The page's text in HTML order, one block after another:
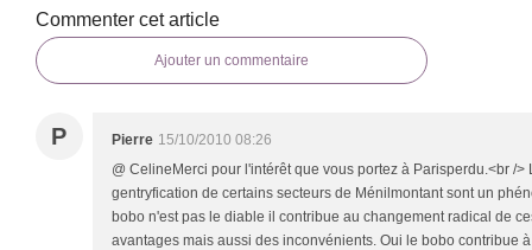
Commenter cet article
Ajouter un commentaire
P Pierre 15/10/2010 08:26
@ CelineMerci pour l'intérêt que vous portez à Parisperdu.<br /
gentryfication de certains secteurs de Ménilmontant sont un
bobo n'est pas le diable il contribue au changement radical de
avantages mais aussi des inconvénients. Oui le bobo contribue